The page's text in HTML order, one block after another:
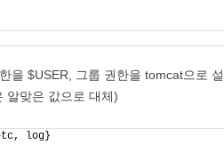
을 $USER, 그룹 권한을 tomcat으로 설
알맞은 값으로 대체)
log}